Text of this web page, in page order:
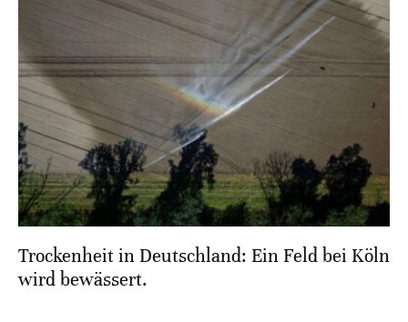
Trockenheit in Deutschland: Ein Feld bei Köln
wird bewässert.